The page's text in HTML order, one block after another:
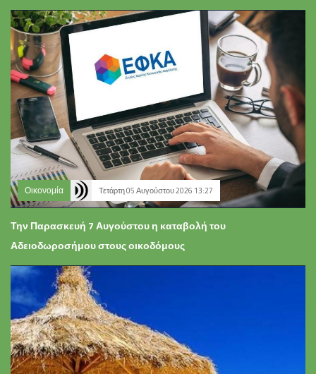
Οικονομία Τετάρτη 05 Αυγούστου 2026 13:27
Την Παρασκευή 7 Αυγούστου η καταβολή του
Αδειοδωροσήμου στους οικοδόμους